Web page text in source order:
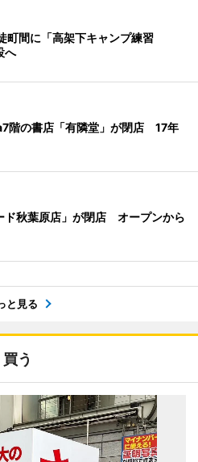
町間に「高架下キャンプ練習
へ
階の書店「有隣堂」が閉店 17年
ド秋葉原店」が閉店 オープンから
と見る
買う